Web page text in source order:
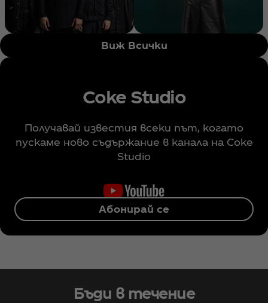
Виж Всички
Coke Studio
Получавай известия всеки път, когато
пускаме ново съдържание в канала на Coke
Studio
Абонирай се
Бъди в течение